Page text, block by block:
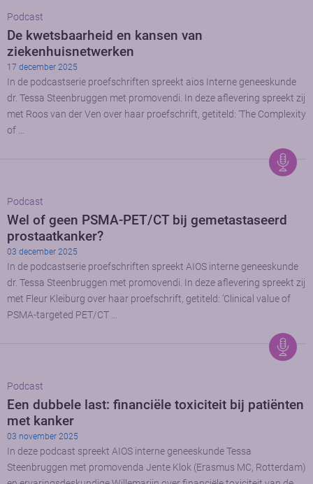
Podcast
De kwetsbaarheid en kansen van
ziekenhuisnetwerken
17 december 2025
In de podcastserie proefschriften spreekt aios Interne geneeskunde
dr. Tessa Steenbruggen met promovendi. In deze aflevering spreekt zij
met Roos van der Ven over haar proefschrift, getiteld: ‘The Complexity
of …
Podcast
Wel of geen PSMA-PET/CT bij gemetastaseerd
prostaatkanker?
03 december 2025
In de podcastserie proefschriften spreekt AIOS interne geneeskunde
dr. Tessa Steenbruggen met promovendi. In deze aflevering spreekt zij
met Fleur Kleiburg over haar proefschrift, getiteld: ‘Clinical value of
PSMA-targeted PET/CT …
Podcast
Een dubbele last: financiële toxiciteit bij patiënten
met kanker
03 november 2025
In deze podcast spreekt AIOS interne geneeskunde Tessa
Steenbruggen met promovenda Jente Klok (Erasmus MC, Rotterdam)